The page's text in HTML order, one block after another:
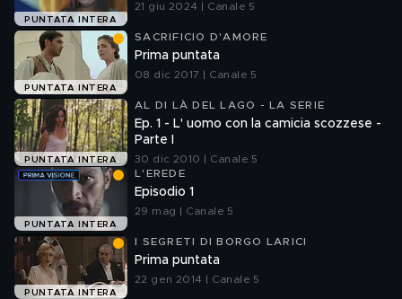
PUNTATA INTERA
21 giu 2024 | Canale 5
PUNTATA INTERA
SACRIFICIO D'AMORE
Prima puntata
08 dic 2017 | Canale 5
PUNTATA INTERA
AL DI LÀ DEL LAGO - LA SERIE
Ep. 1 - L' uomo con la camicia scozzese -
Parte I
30 dic 2010 | Canale 5
PUNTATA INTERA
L'EREDE
Episodio 1
29 mag | Canale 5
PUNTATA INTERA
I SEGRETI DI BORGO LARICI
Prima puntata
22 gen 2014 | Canale 5